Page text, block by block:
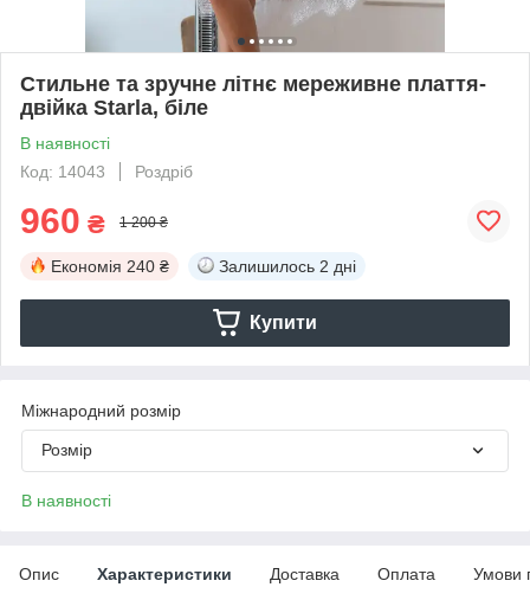
Стильне та зручне літнє мереживне плаття-
двійка Starla, біле
В наявності
Код: 14043
Роздріб
960 ₴ 1 200 ₴
Економія 240 ₴ Залишилось 2 дні
Купити
Міжнародний розмір
Розмір
В наявності
Опис Характеристики Доставка Оплата Умови